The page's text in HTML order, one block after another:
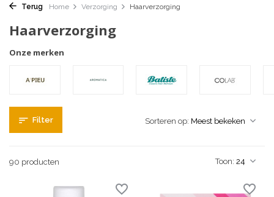
Terug Home Verzorging Haarverzorging
Haarverzorging
Onze merken
Filter
90 producten Toon:
Sorteren op: